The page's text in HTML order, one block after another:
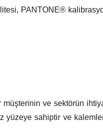
PANTONE®
ve sektörün
yüzeye sahiptir ve